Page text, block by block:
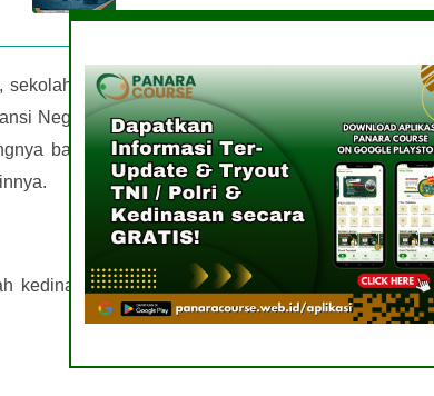
kedinasan masih populer di kalangan anak
Negara (STAN) menjadi sekolah kedinasan yang
banyak di antara kita justru tidak tahu tentang
kedinasan? Nah, beberapa keuntungannya adalah